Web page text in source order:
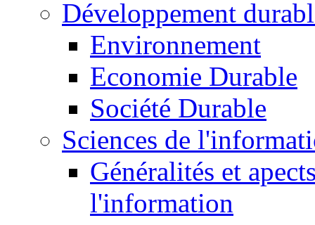
Développement
Environnement
Economie Durable
Société Durable
Sciences de
Généralités et
l'information